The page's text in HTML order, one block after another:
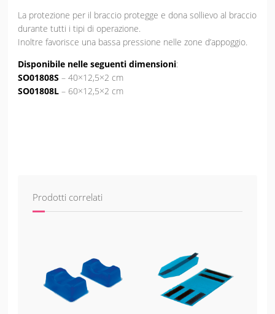
La protezione per il braccio protegge e dona sollievo al braccio
durante tutti i tipi di operazione.
Inoltre favorisce una bassa pressione nelle zone d’appoggio.
Disponibile nelle seguenti dimensioni:
SO01808S – 40×12,5×2 cm
SO01808L – 60×12,5×2 cm
Prodotti correlati